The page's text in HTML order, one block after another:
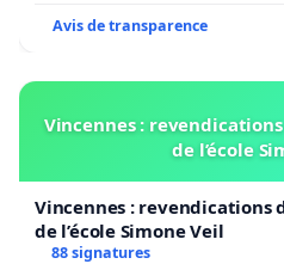
Avis de transparence
Vincennes :
de l’école
Vincennes : revendications
de l’école Simone Veil
88 signatures